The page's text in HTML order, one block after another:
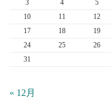
3
4 5
10
11 12
17
18 19
24
25 26
31
« 12月